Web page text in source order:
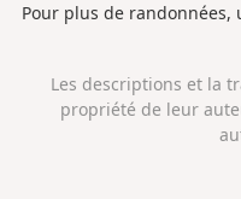
d'Arvieux.
Pour plus de randonnées,
Les descriptions et la
propriété de leur